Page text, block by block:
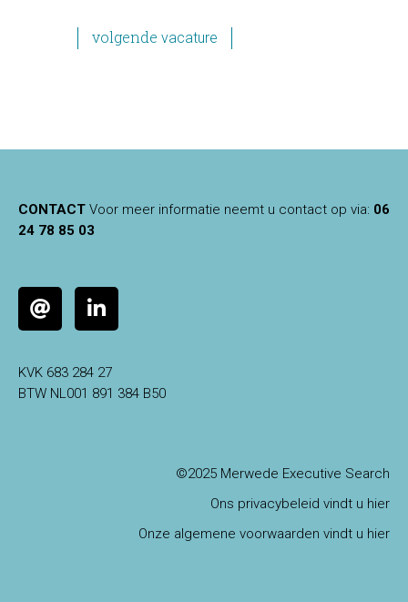
volgende volgende
CONTACT Voor meer informatie neemt u contact op via: 06
24 78 85 03
KVK 683 284 27
BTW NL001 891 384 B50
©2025 Merwede Executive Search
Ons privacybeleid vindt u hier
Onze algemene voorwaarden vindt u hier